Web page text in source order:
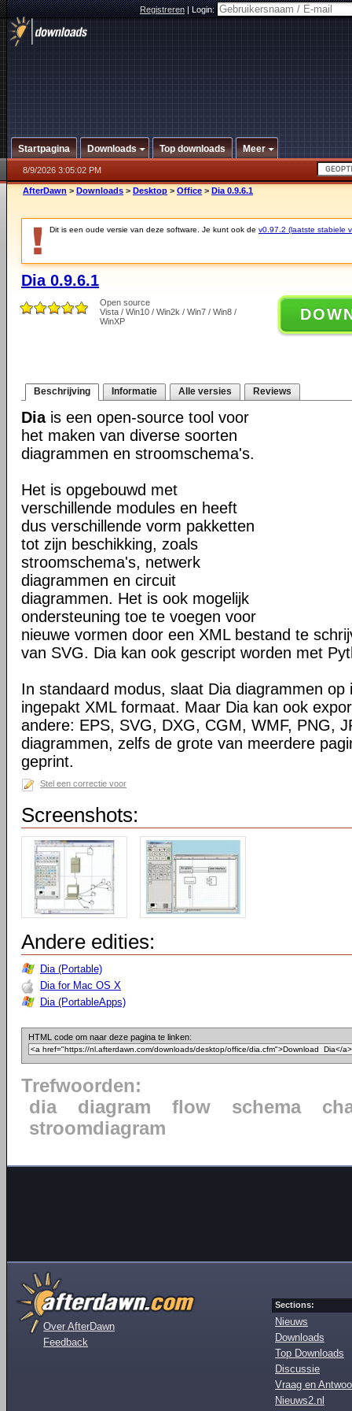
Registreren|Login:
Startpagina Downloads Top downloads Meer
8/9/2026 3:05:02 PM
AfterDawn > Downloads > Desktop > Office > Dia 0.9.6.1
Dit is een oude versie van deze software. Je kunt ook de v0.97.2 (laatste stabiele
Dia 0.9.6.1
Open source
Vista / Win10 / Win2k / Win7 / Win8 /
WinXP
Beschrijving Informatie Alle versies Reviews
Diais een open-source tool voor
het maken van diverse soorten
diagrammen en stroomschema's.
Het is opgebouwd met
verschillende modules en heeft
dus verschillende vorm pakketten
tot zijn beschikking, zoals
stroomschema's, netwerk
diagrammen en circuit
diagrammen. Het is ook mogelijk
ondersteuning toe te voegen voor
nieuwe vormen door een XML bestand te
van SVG. Dia kan ook gescript worden met
In standaard modus, slaat Dia diagrammen op
ingepakt XML formaat. Maar Dia kan ook
andere: EPS, SVG, DXG, CGM, WMF, PNG,
diagrammen, zelfs de grote van meerdere
geprint.
Stel een correctie voor
Screenshots:
Andere edities:
Dia (Portable)
Dia for Mac OS X
Dia (PortableApps)
HTML code om naar deze pagina te linken:
Trefwoorden:
dia
diagram flow schema
stroomdiagram
Over AfterDawn
Feedback
Sections:
Nieuws
Downloads
Top Downloads
Discussie
Vraag en
Nieuws2.nl